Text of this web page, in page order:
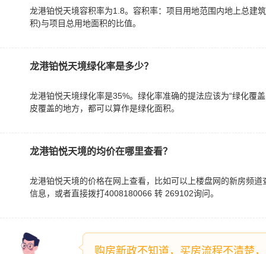
龙港铂悦天境容积率为1.8。容积率：项目用地范围内地上总建
积)与项目总用地面积的比值。
龙港铂悦天境绿化率是多少？
龙港铂悦天境绿化率是35%。绿化率准确的提法应该为“绿化覆
皮覆盖的地方，都可以算作是绿化面积。
龙港铂悦天境的均价在哪里查看？
龙港铂悦天境的价格在网上查看，比如可以上楼盘网的新房频
信息，或者直接拨打4008180066 转 269102询问。